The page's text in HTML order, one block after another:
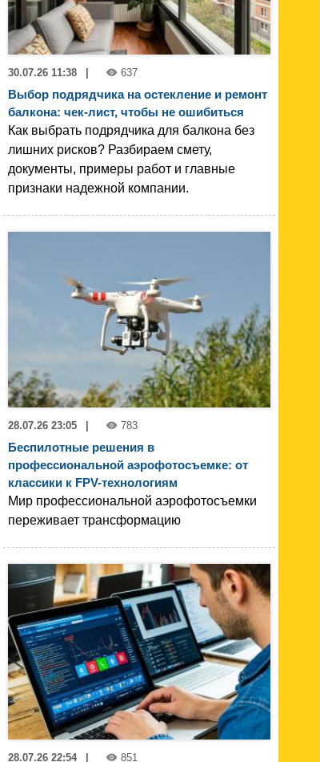
30.07.26 11:38 637
Выбор подрядчика на остекление и ремонт
балкона: чек-лист, чтобы не ошибиться
Как выбрать подрядчика для балкона без
лишних рисков? Разбираем смету,
документы, примеры работ и главные
признаки надежной компании.
28.07.26 23:05 783
Беспилотные решения в
профессиональной аэрофотосъемке: от
классики к FPV-технологиям
Мир профессиональной аэрофотосъемки
переживает трансформацию
28.07.26 22:54 | 851